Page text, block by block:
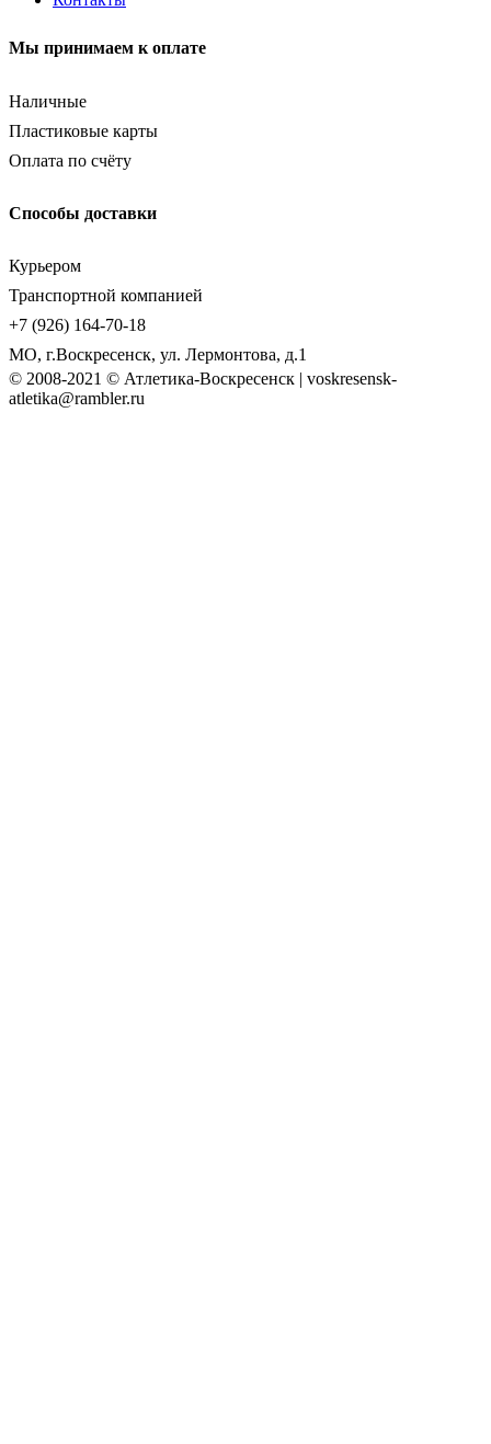
Мы принимаем к оплате
Наличные
Пластиковые карты
Оплата по счёту
Способы доставки
Курьером
Транспортной компанией
+7 (926) 164-70-18
МО, г.Воскресенск, ул. Лермонтова, д.1
© 2008-2021 © Атлетика-Воскресенск | voskresensk-
atletika@rambler.ru